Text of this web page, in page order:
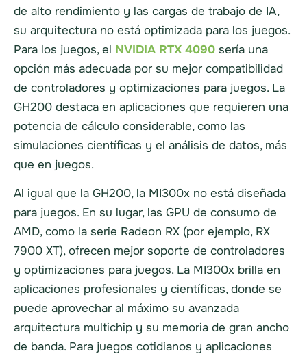
de alto rendimiento y las cargas de trabajo de IA,
su arquitectura no está optimizada para los juegos.
Para los juegos, el NVIDIA RTX 4090 sería una
opción más adecuada por su mejor compatibilidad
de controladores y optimizaciones para juegos. La
GH200 destaca en aplicaciones que requieren una
potencia de cálculo considerable, como las
simulaciones científicas y el análisis de datos, más
que en juegos.
Al igual que la GH200, la MI300x no está diseñada
para juegos. En su lugar, las GPU de consumo de
AMD, como la serie Radeon RX (por ejemplo, RX
7900 XT), ofrecen mejor soporte de controladores
y optimizaciones para juegos. La MI300x brilla en
aplicaciones profesionales y científicas, donde se
puede aprovechar al máximo su avanzada
arquitectura multichip y su memoria de gran ancho
de banda. Para juegos cotidianos y aplicaciones